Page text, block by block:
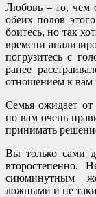
Любовь – то, чем
обеих полов
боитесь, но так
времени
погрузитесь с
ранее
отношением к вам
Семья ожидает от
но вам очень
принимать
Вы только сами
второстепенно.
сиюминутным
ложными и не